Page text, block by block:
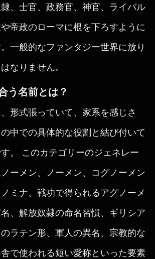
、士官、政務官、神官、ライバル
帝政のローマに根を下ろすように
一般的なファンタジー世界に放り
なりません。
う名前とは？
形式張っていて、家系を感じさ
中での具体的な役割と結び付いて
。 このカテゴリーのジェネレー
ーメン、ノーメン、コグノーメン
ミナ、戦功で得られるアグノーメ
、解放奴隷の命名習慣、ギリシア
ラテン形、軍人の異名、宗教的な
で使われる短い愛称といった要素